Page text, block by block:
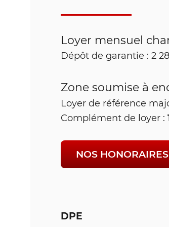
Loyer mensuel
Dépôt de garantie : 2
Zone soumise à
Loyer de référence
Complément de loyer :
NOS HONORAIRES
DPE